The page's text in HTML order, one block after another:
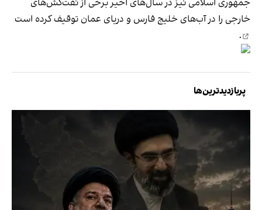
جمهوری اسلامی نیز در سال‌های اخیر برخی از نفت‌کش‌های
خارجی را در آب‌های خلیج فارس و دریای عمان توقیف کرده است
.
پربازدیدترین‌ها